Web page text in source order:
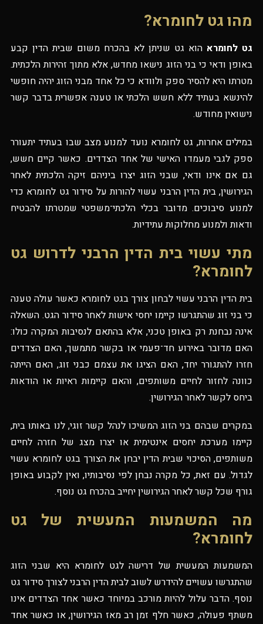
מהו גט לחומרא?
גט לחומראהוא גט שניתן לא בהכרח משום שבית הדין קבע
באופן ודאי כי בני הזוג נישאו מחדש, אלא מתוך זהירות הלכתית.
מטרתו היא להסיר ספק ולוודא כי כל אחד מבני הזוג יהיה חופשי
להינשא בעתיד ללא חשש הלכתי או טענה אפשרית בדבר קשר
נישואין מחודש.
במילים אחרות, גט לחומרא נועד למנוע מצב שבו בעתיד יתעורר
ספק לגבי מעמדו האישי של אחד הצדדים. כאשר קיים חשש,
גם אם אינו ודאי, שבני הזוג יצרו ביניהם זיקה הלכתית לאחר
הגירושין, בית הדין הרבני עשוי להורות על סידור גט לחומרא כדי
למנוע סיבוכים. מדובר בכלי הלכתי־משפטי שמטרתו להבטיח
ודאות ולמנוע מחלוקות עתידיות.
מתי עשוי בית הדין הרבני לדרוש גט
לחומרא?
בית הדין הרבני עשוי לבחון צורך בגט לחומרא כאשר עולה טענה
כי בני זוג שהתגרשו קיימו יחסי אישות לאחר סידור הגט. השאלה
אינה נבחנת רק באופן טכני, אלא בהתאם לנסיבות המקרה כולו:
האם מדובר באירוע חד־פעמי או בקשר מתמשך, האם הצדדים
חזרו להתגורר יחד, האם הציגו את עצמם כבני זוג, האם הייתה
כוונה לחזור לחיים משותפים, והאם קיימות ראיות או הודאות
ביחס לקשר לאחר הגירושין.
במקרים שבהם בני הזוג המשיכו לנהל קשר זוגי, לנו באותו בית,
קיימו מערכת יחסים אינטימית או יצרו מצג של חזרה לחיים
משותפים, הסיכוי שבית הדין יבחן את הצורך בגט לחומרא עשוי
לגדול. עם זאת, כל מקרה נבחן לפי נסיבותיו, ואין לקבוע באופן
גורף שכל קשר לאחר הגירושין יחייב בהכרח גט נוסף.
מה המשמעות המעשית של גט
לחומרא?
המשמעות המעשית של דרישה לגט לחומרא היא שבני הזוג
שהתגרשו עשויים להידרש לשוב לבית הדין הרבני לצורך סידור גט
נוסף. הדבר עלול להיות מורכב במיוחד כאשר אחד הצדדים אינו
משתף פעולה, כאשר חלף זמן רב מאז הגירושין, או כאשר אחד